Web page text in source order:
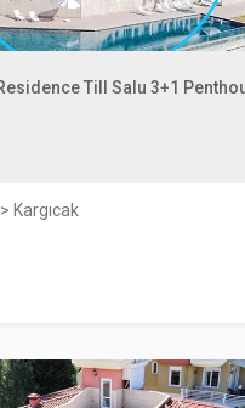
Till Salu 3+1
Kargıcak